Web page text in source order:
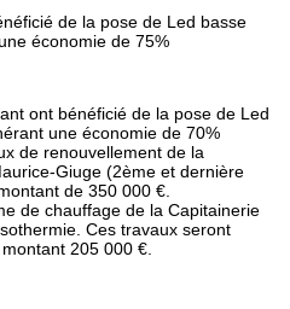
de la pose de Led basse
économie de 75%
ont bénéficié de la pose de Led
une économie de 70%
de renouvellement de la
Giuge (2ème et dernière
de 350 000 €.
de chauffage de la Capitainerie
Ces travaux seront
205 000 €.